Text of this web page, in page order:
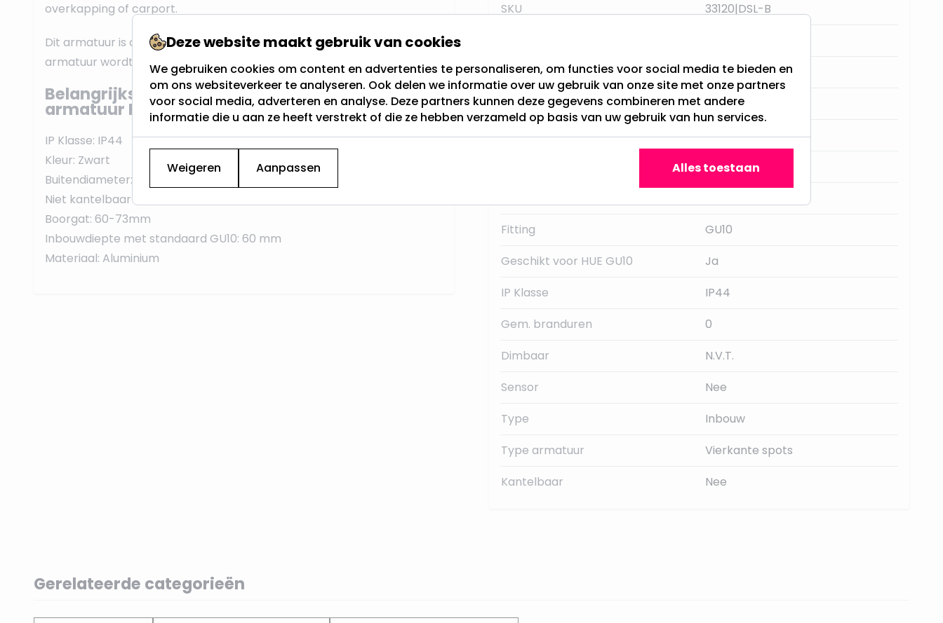
overkapping of carport.
Dit armatuur is ook geschikt voor Philips Hue en coin led modules. Dit
armatuur wordt
standaard geleverd met een GU10 aansluiting.
Belangrijkste eigenschappen IP44 GU10
armatuur Flini Vierkant Zwart
IP Klasse: IP44
Kleur: Zwart
Buitendiameter: 80x80 mm
Niet kantelbaar
Boorgat: 60-73mm
Inbouwdiepte met standaard GU10: 60 mm
Materiaal: Aluminium
SKU
33120|DSL-B
Garantie
2 jaar
Type GU10
50mm, Philips HUE
Merk
Kanlux
Zwart
Fitting
GU10
Geschikt voor HUE GU10
Ja
IP Klasse
IP44
Gem. branduren
0
Dimbaar
N.V.T.
Sensor
Nee
Type
Inbouw
Type armatuur
Vierkante spots
Kantelbaar
Nee
Gerelateerde categorieën
Deze website maakt gebruik van cookies
We gebruiken cookies om content en advertenties te personaliseren, om functies voor social media te bieden en
om ons websiteverkeer te analyseren. Ook delen we informatie over uw gebruik van onze site met onze partners
voor social media, adverteren en analyse. Deze partners kunnen deze gegevens combineren met andere
informatie die u aan ze heeft verstrekt of die ze hebben verzameld op basis van uw gebruik van hun services.
Weigeren Aanpassen Alles toestaan